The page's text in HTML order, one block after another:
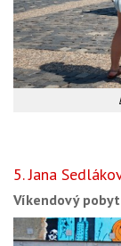
5. Jana
Víkendový